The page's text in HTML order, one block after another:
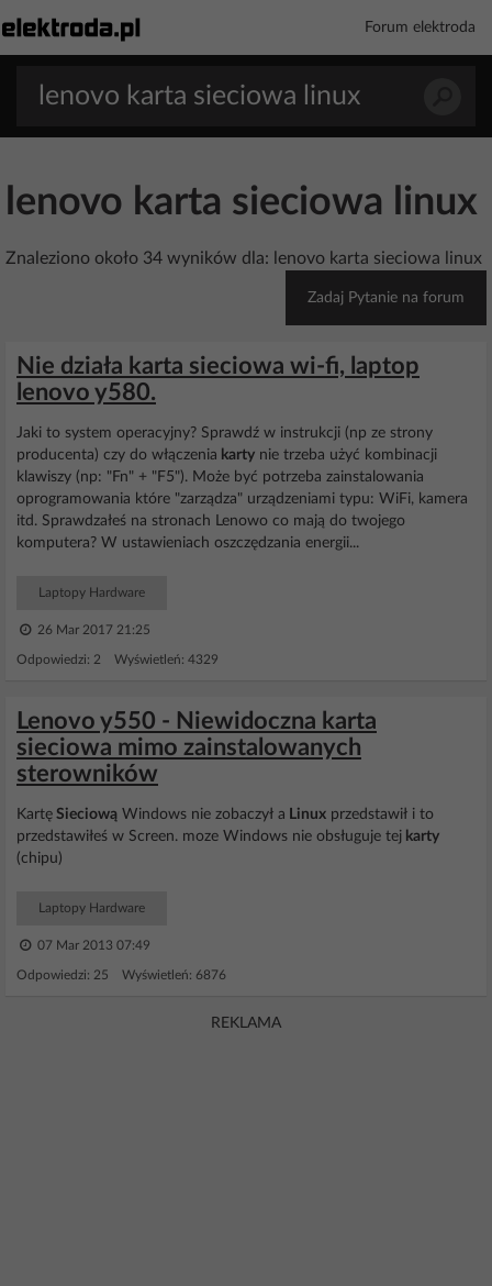
Forum elektroda
lenovo karta sieciowa linux
Znaleziono około 34 wyników dla: lenovo karta sieciowa linux
Zadaj Pytanie na forum
Nie działa karta sieciowa wi-fi, laptop
lenovo y580.
Jaki to system operacyjny? Sprawdź w instrukcji (np ze strony
producenta) czy do włączenia karty nie trzeba użyć kombinacji
klawiszy (np: "Fn" + "F5"). Może być potrzeba zainstalowania
oprogramowania które "zarządza" urządzeniami typu: WiFi, kamera
itd. Sprawdzałeś na stronach Lenowo co mają do twojego
komputera? W ustawieniach oszczędzania energii...
Laptopy Hardware
26 Mar 2017 21:25
Odpowiedzi: 2 Wyświetleń: 4329
Lenovo y550 - Niewidoczna karta
sieciowa mimo zainstalowanych
sterowników
Kartę Sieciową Windows nie zobaczył a Linux przedstawił i to
przedstawiłeś w Screen. moze Windows nie obsługuje tej karty
(chipu)
Laptopy Hardware
07 Mar 2013 07:49
Odpowiedzi: 25 Wyświetleń: 6876
REKLAMA